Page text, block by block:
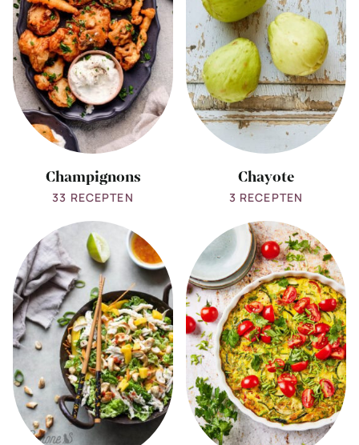
Champignons
33 RECEPTEN
Chayote
3 RECEPTEN
View
all
chinese
kool
View
all
Courgette